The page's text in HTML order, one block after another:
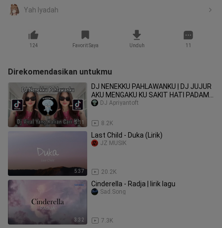
Yah Iyadah
124 Favorit Saya Unduh 11
Direkomendasikan untukmu
5:11
DJ NENEKKU PAHLAWANKU | DJ JUJUR
AKU MENGAKU KU SAKIT HATI PADAMU
SOUND Zen5EMBE VIRAL TIK TOK
8.2K
DJ Apriyantoft
5:37
Last Child - Duka (Lirik)
20.2K
JZ MUSIK
3:32
Cinderella - Radja | lirik lagu
7.3K
Sad.Song